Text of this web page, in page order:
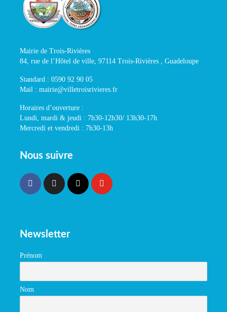
Mairie de Trois-Rivières
84, rue de l’Hôtel de ville, 97114 Trois-Rivières , Guadeloupe
Standard : 0590 92 90 05
Mail : mairie@villetroisrivieres.fr
Horaires d’ouverture :
Lundi, mardi & jeudi : 7h30-12h30/ 13h30-17h
Mercredi et vendredi : 7h30-13h
Nous suivre
Newsletter
Prénom
Nom